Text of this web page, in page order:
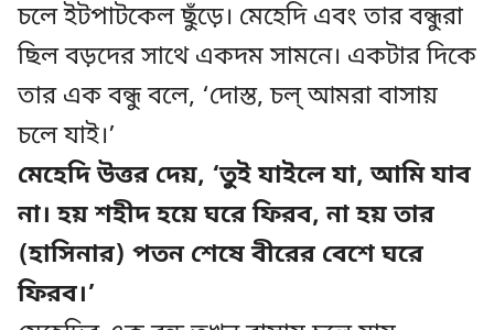
চলে ইটপাটকেল ছুঁড়ে। মেহেদি এবং তার বন্ধুরা
ছিল বড়দের সাথে একদম সামনে। একটার দিকে
তার এক বন্ধু বলে, ‘দোস্ত, চল্‌ আমরা বাসায়
চলে যাই।’
মেহেদি উত্তর দেয়, ‘তুই যাইলে যা, আমি যাব
না। হয় শহীদ হয়ে ঘরে ফিরব, না হয় তার
(হাসিনার) পতন শেষে বীরের বেশে ঘরে
ফিরব।’